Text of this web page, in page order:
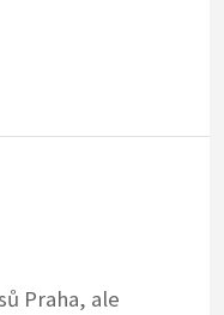
Praha, ale